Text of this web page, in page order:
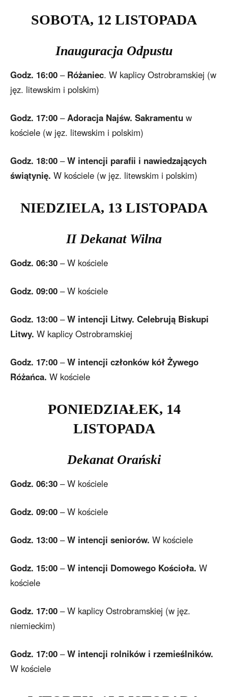
SOBOTA, 12 LISTOPADA
Inauguracja Odpustu
Godz. 16:00 – Różaniec. W kaplicy Ostrobramskiej (w
jęz. litewskim i polskim)
Godz. 17:00 –Adoracja Najśw. Sakramentu w
kościele (w jęz. litewskim i polskim)
Godz. 18:00 –W intencji parafii i nawiedzających
świątynię. W kościele (w jęz. litewskim i polskim)
NIEDZIELA, 13 LISTOPADA
II Dekanat Wilna
Godz. 06:30 – W kościele
Godz. 09:00 – W kościele
Godz. 13:00 –W intencji Litwy. Celebrują Biskupi
Litwy. W kaplicy Ostrobramskiej
Godz. 17:00 –W intencji członków kół Żywego
Różańca. W kościele
PONIEDZIAŁEK, 14
LISTOPADA
Dekanat Orański
Godz. 06:30 – W kościele
Godz. 09:00 – W kościele
Godz. 13:00 –W intencji seniorów. W kościele
Godz. 15:00 –W intencji Domowego Kościoła. W
kościele
Godz. 17:00 – W kaplicy Ostrobramskiej (w jęz.
niemieckim)
Godz. 17:00 –W intencji rolników i rzemieślników.
W kościele